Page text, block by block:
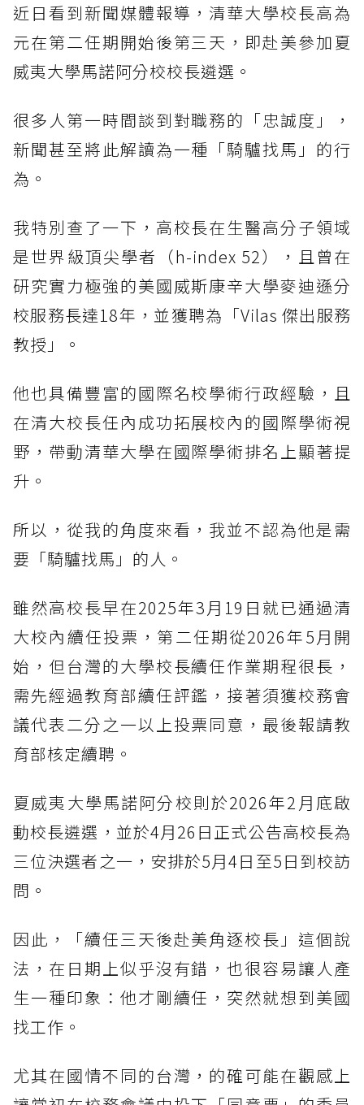
近日看到新聞媒體報導，清華大學校長高為
元在第二任期開始後第三天，即赴美參加夏
威夷大學馬諾阿分校校長遴選。
很多人第一時間談到對職務的「忠誠度」，
新聞甚至將此解讀為一種「騎驢找馬」的行
為。
我特別查了一下，高校長在生醫高分子領域
是世界級頂尖學者（h-index 52），且曾在
研究實力極強的美國威斯康辛大學麥迪遜分
校服務長達18年，並獲聘為「Vilas 傑出服務
教授」。
他也具備豐富的國際名校學術行政經驗，且
在清大校長任內成功拓展校內的國際學術視
野，帶動清華大學在國際學術排名上顯著提
升。
所以，從我的角度來看，我並不認為他是需
要「騎驢找馬」的人。
雖然高校長早在2025年3月19日就已通過清
大校內續任投票，第二任期從2026年5月開
始，但台灣的大學校長續任作業期程很長，
需先經過教育部續任評鑑，接著須獲校務會
議代表二分之一以上投票同意，最後報請教
育部核定續聘。
夏威夷大學馬諾阿分校則於2026年2月底啟
動校長遴選，並於4月26日正式公告高校長為
三位決選者之一，安排於5月4日至5日到校訪
問。
因此，「續任三天後赴美角逐校長」這個說
法，在日期上似乎沒有錯，也很容易讓人產
生一種印象：他才剛續任，突然就想到美國
找工作。
尤其在國情不同的台灣，的確可能在觀感上